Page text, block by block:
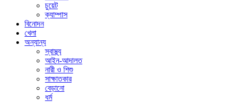
চুয়েট
ক্যাম্পাস
বিনোদন
খেলা
অন্যান্য
স্বাস্থ্য
আইন-আদালত
নারী ও শিশু
সাক্ষাতকার
বেড়ানো
ধর্ম